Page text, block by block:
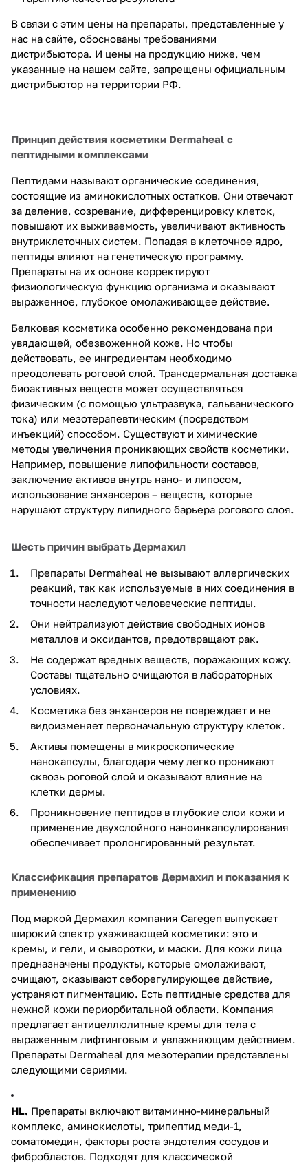
В связи с этим цены на препараты, представленные у
нас на сайте, обоснованы требованиями
дистрибьютора. И цены на продукцию ниже, чем
указанные на нашем сайте, запрещены официальным
дистрибьютор на территории РФ.
Принцип действия косметики Dermaheal с
пептидными комплексами
Пептидами называют органические соединения,
состоящие из аминокислотных остатков. Они отвечают
за деление, созревание, дифференцировку клеток,
повышают их выживаемость, увеличивают активность
внутриклеточных систем. Попадая в клеточное ядро,
пептиды влияют на генетическую программу.
Препараты на их основе корректируют
физиологическую функцию организма и оказывают
выраженное, глубокое омолаживающее действие.
Белковая косметика особенно рекомендована при
увядающей, обезвоженной коже. Но чтобы
действовать, ее ингредиентам необходимо
преодолевать роговой слой. Трансдермальная доставка
биоактивных веществ может осуществляться
физическим (с помощью ультразвука, гальванического
тока) или мезотерапевтическим (посредством
инъекций) способом. Существуют и химические
методы увеличения проникающих свойств косметики.
Например, повышение липофильности составов,
заключение активов внутрь нано- и липосом,
использование энхансеров – веществ, которые
нарушают структуру липидного барьера рогового слоя.
Шесть причин выбрать Дермахил
Препараты Dermaheal не вызывают аллергических
реакций, так как используемые в них соединения в
точности наследуют человеческие пептиды.
Они нейтрализуют действие свободных ионов
металлов и оксидантов, предотвращают рак.
Не содержат вредных веществ, поражающих кожу.
Составы тщательно очищаются в лабораторных
условиях.
Косметика без энхансеров не повреждает и не
видоизменяет первоначальную структуру клеток.
Активы помещены в микроскопические
нанокапсулы, благодаря чему легко проникают
сквозь роговой слой и оказывают влияние на
клетки дермы.
Проникновение пептидов в глубокие слои кожи и
применение двухслойного наноинкапсулирования
обеспечивает пролонгированный результат.
Классификация препаратов Дермахил и показания к
применению
Под маркой Дермахил компания Caregen выпускает
широкий спектр ухаживающей косметики: это и
кремы, и гели, и сыворотки, и маски. Для кожи лица
предназначены продукты, которые омолаживают,
очищают, оказывают себорегулирующее действие,
устраняют пигментацию. Есть пептидные средства для
нежной кожи периорбитальной области. Компания
предлагает антицеллюлитные кремы для тела с
выраженным лифтинговым и увлажняющим действием.
Препараты Dermaheal для мезотерапии представлены
следующими сериями.
HL. Препараты включают витаминно-минеральный
комплекс, аминокислоты, трипептид меди-1,
соматомедин, факторы роста эндотелия сосудов и
фибробластов. Подходят для классической